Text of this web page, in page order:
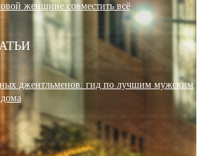
женщине совместить всё
джентльменов: гид по лучшим мужским